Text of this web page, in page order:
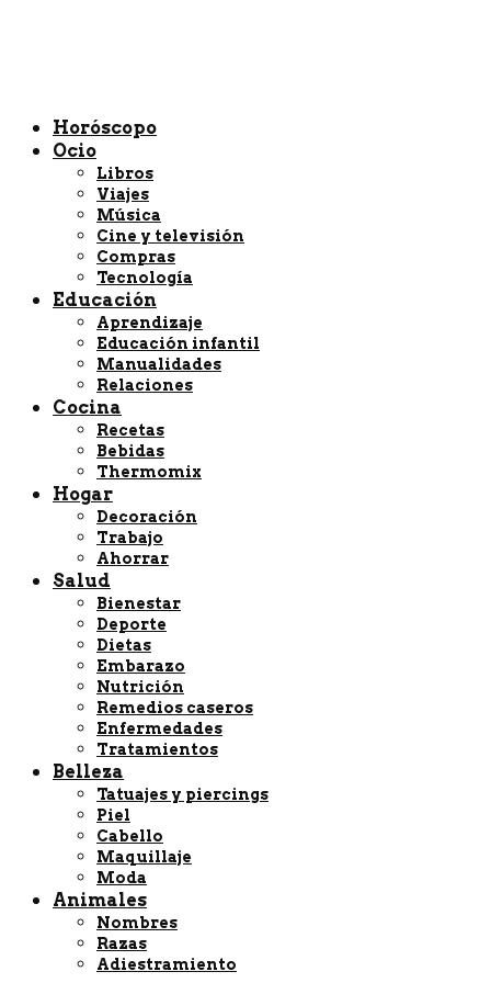
Horóscopo
Ocio
Libros
Viajes
Música
Cine y televisión
Compras
Tecnología
Educación
Aprendizaje
Educación infantil
Manualidades
Relaciones
Cocina
Recetas
Bebidas
Thermomix
Hogar
Decoración
Trabajo
Ahorrar
Salud
Bienestar
Deporte
Dietas
Embarazo
Nutrición
Remedios caseros
Enfermedades
Tratamientos
Belleza
Tatuajes y piercings
Piel
Cabello
Maquillaje
Moda
Animales
Nombres
Razas
Adiestramiento